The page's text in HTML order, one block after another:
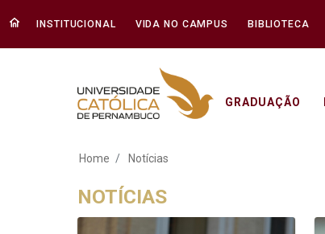
INSTITUCIONAL VIDA NO CAMPUS BIBLIOTECA
GRADUAÇÃO
Notícias - Unicap
Home Notícias
NOTÍCIAS